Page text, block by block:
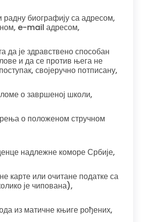
радну биографију са адресом,
e-mail адресом,
да је здравствено способан
и да се против њега не
својеручно потписану,
о завршеној школи,
о положеном стручном
надлежне коморе Србије,
карте или очитане податке са
је чипована),
из матичне књиге рођених,